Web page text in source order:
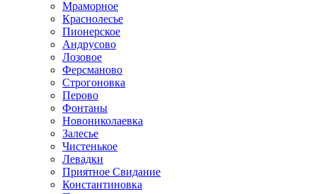
Мраморное
Краснолесье
Пионерское
Андрусово
Лозовое
Ферсманово
Строгоновка
Перово
Фонтаны
Новониколаевка
Залесье
Чистенькое
Левадки
Приятное Свидание
Константиновка